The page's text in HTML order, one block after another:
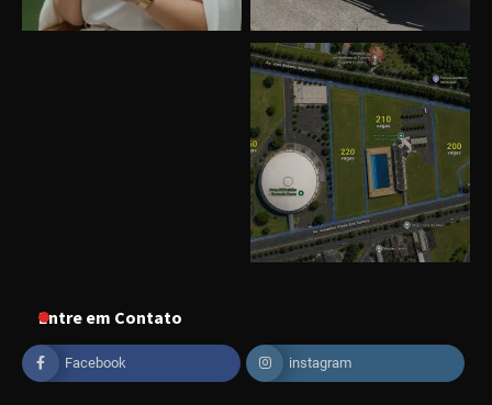
Entre em Contato
Facebook instagram
no dia 17 de junho